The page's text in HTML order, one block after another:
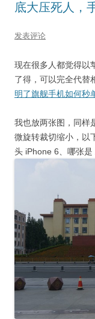
底大压死人，
发表评论
现在很多人都觉得以
了得，可以完全代替
明了旗舰手机如何秒
我也放两张图，同样
微旋转裁切缩小，以
头 iPhone 6、哪张是